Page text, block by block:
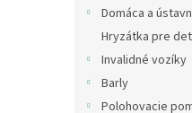
Domáca a
Hryzátka pre
Invalidné vozíky
Barly
Polohovacie